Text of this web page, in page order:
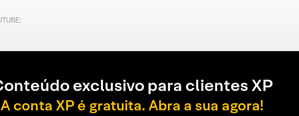
exclusivo para clientes XP
A conta XP é gratuita. Abra a sua agora!